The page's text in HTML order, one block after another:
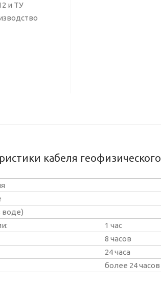
и ТУ
кабеля геофизического
воде)
1 час
8 часов
24 часа
более 24 часов